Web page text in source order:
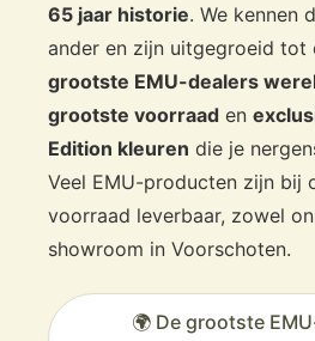
65 jaar historie. We kennen
ander en zijn uitgegroeid tot
grootste EMU-dealers
grootste voorraad en
Edition kleuren die je
Veel EMU-producten zijn bij
voorraad leverbaar, zowel
showroom in Voorschoten.
🌍 De grootste